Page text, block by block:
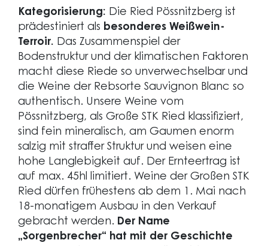
Kategorisierung: Die Ried Pössnitzberg ist
prädestiniert als besonderes Weißwein-
Terroir. Das Zusammenspiel der
Bodenstruktur und der klimatischen Faktoren
macht diese Riede so unverwechselbar und
die Weine der Rebsorte Sauvignon Blanc so
authentisch. Unsere Weine vom
Pössnitzberg, als Große STK Ried klassifiziert,
sind fein mineralisch, am Gaumen enorm
salzig mit straffer Struktur und weisen eine
hohe Langlebigkeit auf. Der Ernteertrag ist
auf max. 45hl limitiert. Weine der Großen STK
Ried dürfen frühestens ab dem 1. Mai nach
18-monatigem Ausbau in den Verkauf
gebracht werden. Der Name
„Sorgenbrecher“ hat mit der Geschichte